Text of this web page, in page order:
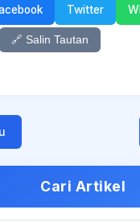
Twitter
🔗 Salin Tautan
Cari Artikel